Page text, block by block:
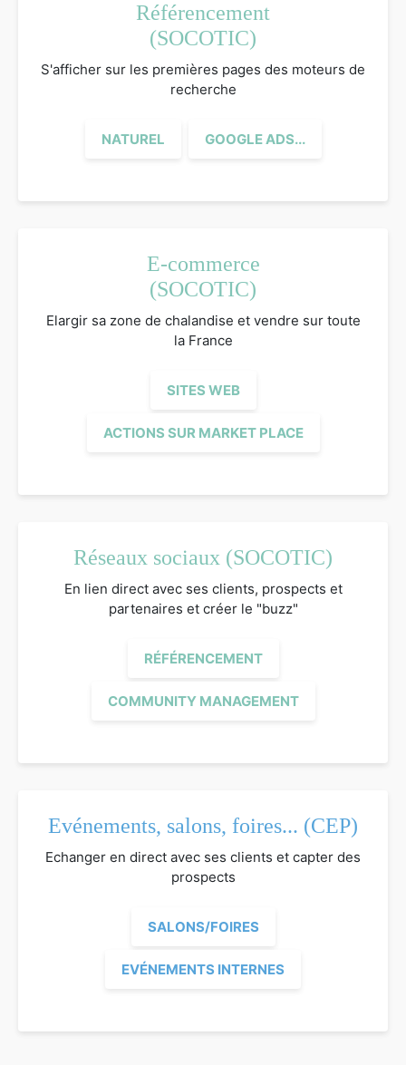
Référencement
(SOCOTIC)
S'afficher sur les premières pages des moteurs de
recherche
NATUREL GOOGLE ADS...
E-commerce
(SOCOTIC)
Elargir sa zone de chalandise et vendre sur toute
la France
SITES WEB
ACTIONS SUR MARKET PLACE
Réseaux sociaux (SOCOTIC)
En lien direct avec ses clients, prospects et
partenaires et créer le "buzz"
RÉFÉRENCEMENT
COMMUNITY MANAGEMENT
Evénements, salons, foires... (CEP)
Echanger en direct avec ses clients et capter des
prospects
SALONS/FOIRES
EVÉNEMENTS INTERNES